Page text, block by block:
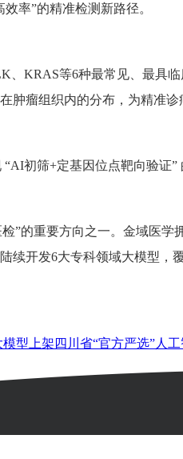
效率”的精准检测新路径。
KRAS等6种最常见、最具
瘤组织内的分布，为精准诊
“AI初筛+定基因位点靶向验证”
检”的重要方向之一。金域医学
续开发6大专科领域大模型，
型上架四川省“官方严选”人